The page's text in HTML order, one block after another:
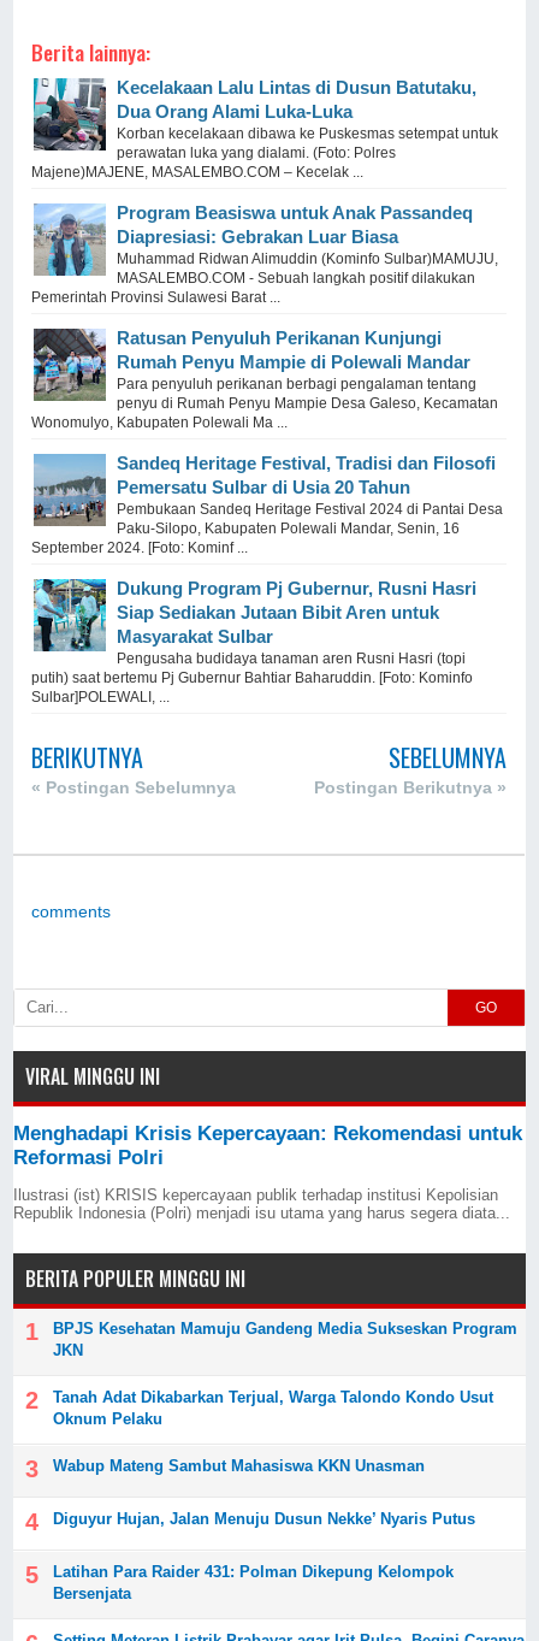
Berita lainnya:
Kecelakaan Lalu Lintas di Dusun Batutaku,
Dua Orang Alami Luka-Luka
Korban kecelakaan dibawa ke Puskesmas setempat untuk
perawatan luka yang dialami. (Foto: Polres
Majene)MAJENE, MASALEMBO.COM – Kecelak ...
Program Beasiswa untuk Anak Passandeq
Diapresiasi: Gebrakan Luar Biasa
Muhammad Ridwan Alimuddin (Kominfo Sulbar)MAMUJU,
MASALEMBO.COM - Sebuah langkah positif dilakukan
Pemerintah Provinsi Sulawesi Barat ...
Ratusan Penyuluh Perikanan Kunjungi
Rumah Penyu Mampie di Polewali Mandar
Para penyuluh perikanan berbagi pengalaman tentang
penyu di Rumah Penyu Mampie Desa Galeso, Kecamatan
Wonomulyo, Kabupaten Polewali Ma ...
Sandeq Heritage Festival, Tradisi dan Filosofi
Pemersatu Sulbar di Usia 20 Tahun
Pembukaan Sandeq Heritage Festival 2024 di Pantai Desa
Paku-Silopo, Kabupaten Polewali Mandar, Senin, 16
September 2024. [Foto: Kominf ...
Dukung Program Pj Gubernur, Rusni Hasri
Siap Sediakan Jutaan Bibit Aren untuk
Masyarakat Sulbar
Pengusaha budidaya tanaman aren Rusni Hasri (topi
putih) saat bertemu Pj Gubernur Bahtiar Baharuddin. [Foto: Kominfo
Sulbar]POLEWALI, ...
BERIKUTNYA
« Postingan Sebelumnya
SEBELUMNYA
Postingan Berikutnya »
comments
GO
VIRAL MINGGU INI
Menghadapi Krisis Kepercayaan: Rekomendasi untuk
Reformasi Polri
Ilustrasi (ist) KRISIS kepercayaan publik terhadap institusi Kepolisian
Republik Indonesia (Polri) menjadi isu utama yang harus segera diata...
BERITA POPULER MINGGU INI
BPJS Kesehatan Mamuju Gandeng Media Sukseskan Program
JKN
Tanah Adat Dikabarkan Terjual, Warga Talondo Kondo Usut
Oknum Pelaku
Wabup Mateng Sambut Mahasiswa KKN Unasman
Diguyur Hujan, Jalan Menuju Dusun Nekke’ Nyaris Putus
Latihan Para Raider 431: Polman Dikepung Kelompok
Bersenjata